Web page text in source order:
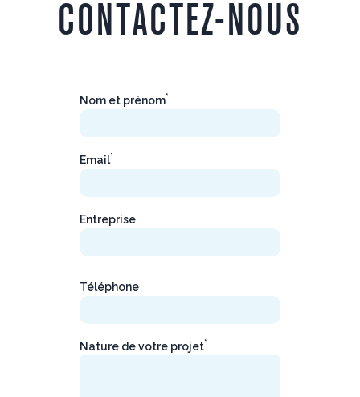
CONTACTEZ-NOUS
Nom et prénom*
Email*
Entreprise
Téléphone
Nature de votre projet*